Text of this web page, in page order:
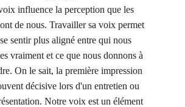
influence la perception que les
de nous. Travailler sa voix permet
sentir plus aligné entre qui nous
vraiment et ce que nous donnons à
On le sait, la première impression
décisive lors d'un entretien ou
Notre voix est un élément